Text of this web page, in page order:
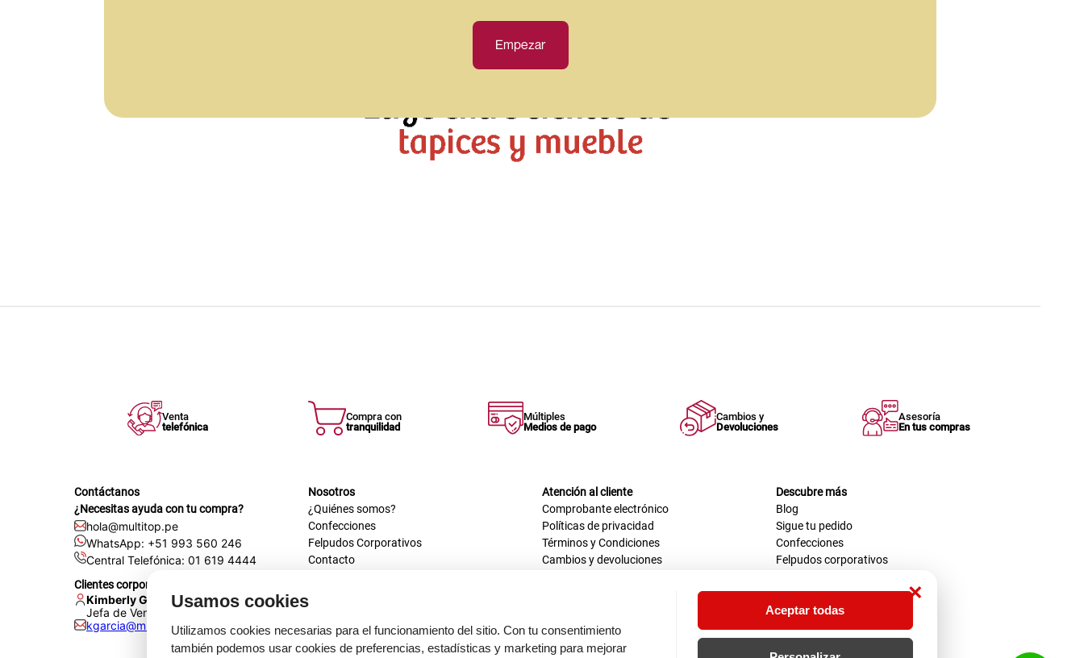
×
Usamos cookies
Utilizamos cookies necesarias para el funcionamiento del sitio. Con tu consentimiento
también podemos usar cookies de preferencias, estadísticas y marketing para mejorar
Aceptar todas
Venta
telefónica
Compra con
tranquilidad
Múltiples
Medios de pago
Cambios y
Devoluciones
Asesoría
En tus compras
Contáctanos
¿Necesitas ayuda con tu compra?
hola@multitop.pe
WhatsApp: +51 993 560 246
Central Telefónica: 01 619 4444
Clientes corporativos
Kimberly Garcia
Jefa de Ventas Empresas
kgarcia@multitop.pe
Nosotros
¿Quiénes somos?
Confecciones
Felpudos Corporativos
Contacto
Tienda física
Av. Iquitos 670 - 699, La Victoria
Atención al cliente
Comprobante electrónico
Políticas de privacidad
Términos y Condiciones
Cambios y devoluciones
Descubre más
Blog
Sigue tu pedido
Confecciones
Felpudos corporativos